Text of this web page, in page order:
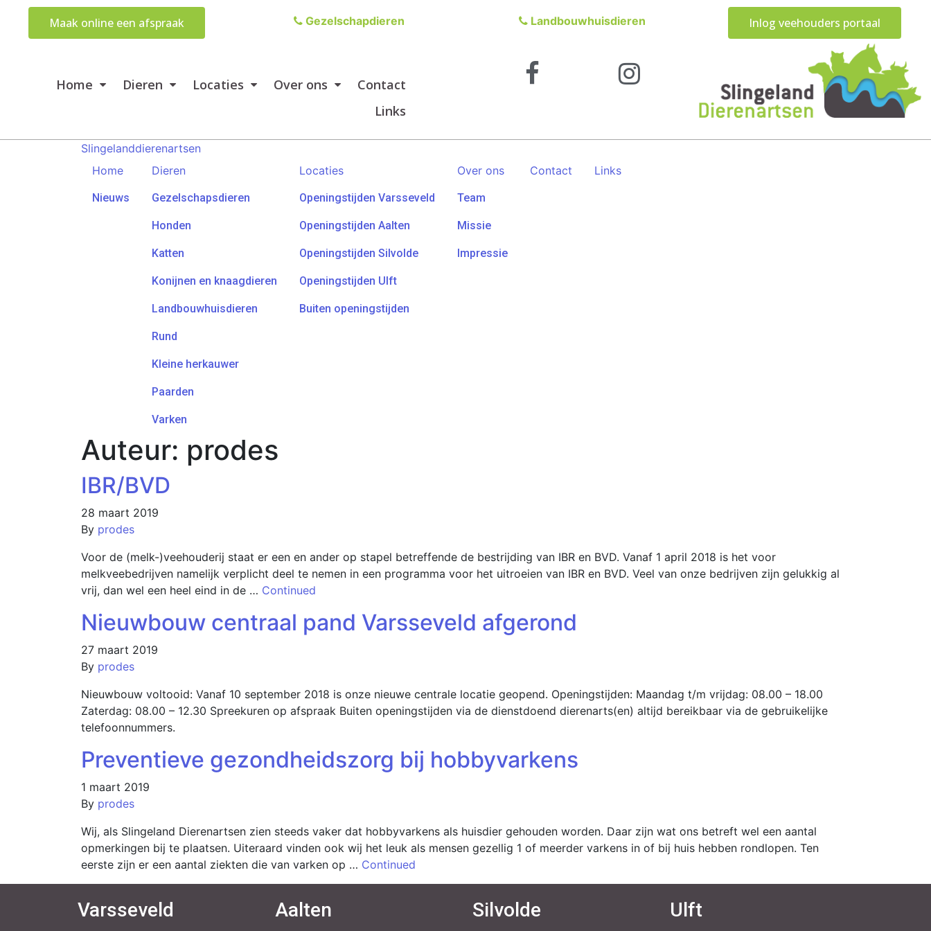
Maak online een afspraak Gezelschapdieren Landbouwhuisdieren Inlog veehouders portaal
Home Dieren Locaties Over ons
Contact
Links
Slingelanddierenartsen
Home
Nieuws
Dieren
Gezelschapsdieren
Honden
Katten
Konijnen en knaagdieren
Landbouwhuisdieren
Rund
Kleine herkauwer
Paarden
Varken
Locaties
Openingstijden Varsseveld
Openingstijden Aalten
Openingstijden Silvolde
Openingstijden Ulft
Buiten openingstijden
Over ons
Team
Missie
Impressie
Contact Links
Auteur: prodes
IBR/BVD
28 maart 2019
By prodes
Voor de (melk-)veehouderij staat er een en ander op stapel betreffende de bestrijding van IBR en BVD. Vanaf 1 april 2018 is het voor
melkveebedrijven namelijk verplicht deel te nemen in een programma voor het uitroeien van IBR en BVD. Veel van onze bedrijven zijn gelukkig al
vrij, dan wel een heel eind in de … Continued
Nieuwbouw centraal pand Varsseveld afgerond
27 maart 2019
By prodes
Nieuwbouw voltooid: Vanaf 10 september 2018 is onze nieuwe centrale locatie geopend. Openingstijden: Maandag t/m vrijdag: 08.00 – 18.00
Zaterdag: 08.00 – 12.30 Spreekuren op afspraak Buiten openingstijden via de dienstdoend dierenarts(en) altijd bereikbaar via de gebruikelijke
telefoonnummers.
Preventieve gezondheidszorg bij hobbyvarkens
1 maart 2019
By prodes
Wij, als Slingeland Dierenartsen zien steeds vaker dat hobbyvarkens als huisdier gehouden worden. Daar zijn wat ons betreft wel een aantal
opmerkingen bij te plaatsen. Uiteraard vinden ook wij het leuk als mensen gezellig 1 of meerder varkens in of bij huis hebben rondlopen. Ten
eerste zijn er een aantal ziekten die van varken op … Continued
Varsseveld Aalten Silvolde Ulft